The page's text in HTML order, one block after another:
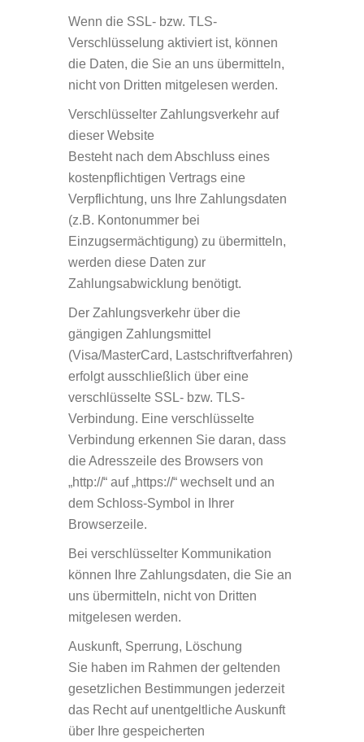
Wenn die SSL- bzw. TLS-
Verschlüsselung aktiviert ist, können
die Daten, die Sie an uns übermitteln,
nicht von Dritten mitgelesen werden.
Verschlüsselter Zahlungsverkehr auf
dieser Website
Besteht nach dem Abschluss eines
kostenpflichtigen Vertrags eine
Verpflichtung, uns Ihre Zahlungsdaten
(z.B. Kontonummer bei
Einzugsermächtigung) zu übermitteln,
werden diese Daten zur
Zahlungsabwicklung benötigt.
Der Zahlungsverkehr über die
gängigen Zahlungsmittel
(Visa/MasterCard, Lastschriftverfahren)
erfolgt ausschließlich über eine
verschlüsselte SSL- bzw. TLS-
Verbindung. Eine verschlüsselte
Verbindung erkennen Sie daran, dass
die Adresszeile des Browsers von
„http://“ auf „https://“ wechselt und an
dem Schloss-Symbol in Ihrer
Browserzeile.
Bei verschlüsselter Kommunikation
können Ihre Zahlungsdaten, die Sie an
uns übermitteln, nicht von Dritten
mitgelesen werden.
Auskunft, Sperrung, Löschung
Sie haben im Rahmen der geltenden
gesetzlichen Bestimmungen jederzeit
das Recht auf unentgeltliche Auskunft
über Ihre gespeicherten